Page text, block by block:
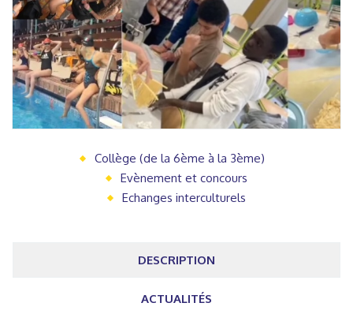
Collège (de la 6ème à la 3ème)
Evènement et concours
Echanges interculturels
DESCRIPTION
ACTUALITÉS